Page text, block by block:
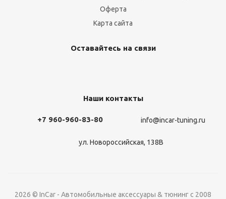
Оферта
Карта сайта
Оставайтесь на связи
Наши контакты
+7 960-960-83-80 info@incar-tuning.ru
ул. Новороссийская, 138В
2026 © InCar - Автомобильные аксессуары & тюнинг с 2008